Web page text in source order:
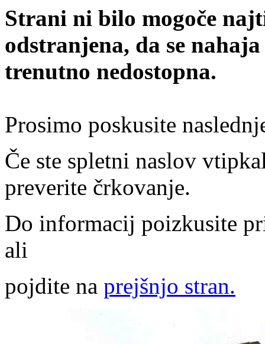
Strani ni bilo mogoče
odstranjena, da se
trenutno nedostopna.
Prosimo poskusite
Če ste spletni naslov
preverite črkovanje.
Do informacij poizkusite
ali
pojdite na prejšnjo stran.